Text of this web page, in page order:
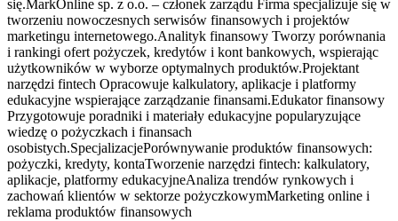
się.MarkOnline sp. z o.o. – członek zarządu Firma specjalizuje się w
tworzeniu nowoczesnych serwisów finansowych i projektów
marketingu internetowego.Analityk finansowy Tworzy porównania
i rankingi ofert pożyczek, kredytów i kont bankowych, wspierając
użytkowników w wyborze optymalnych produktów.Projektant
narzędzi fintech Opracowuje kalkulatory, aplikacje i platformy
edukacyjne wspierające zarządzanie finansami.Edukator finansowy
Przygotowuje poradniki i materiały edukacyjne popularyzujące
wiedzę o pożyczkach i finansach
osobistych.SpecjalizacjePorównywanie produktów finansowych:
pożyczki, kredyty, kontaTworzenie narzędzi fintech: kalkulatory,
aplikacje, platformy edukacyjneAnaliza trendów rynkowych i
zachowań klientów w sektorze pożyczkowymMarketing online i
reklama produktów finansowych